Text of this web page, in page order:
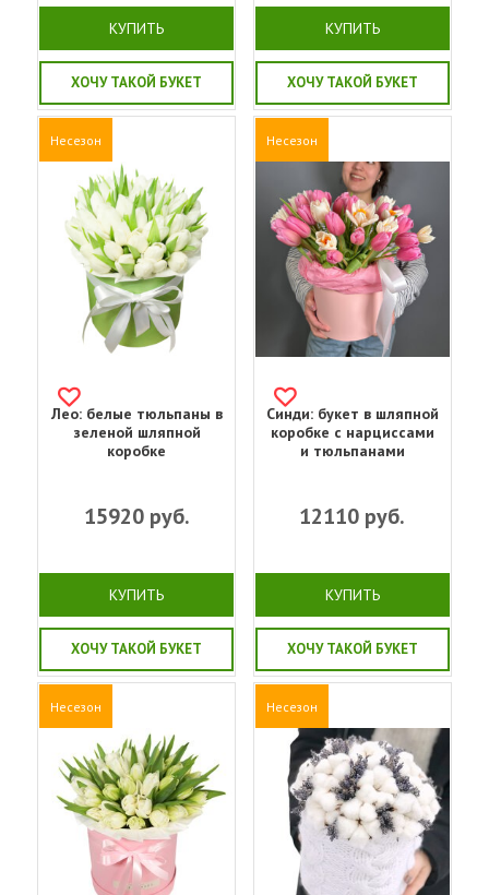
КУПИТЬ
ХОЧУ ТАКОЙ БУКЕТ
КУПИТЬ
ХОЧУ ТАКОЙ БУКЕТ
Несезон
Лео: белые тюльпаны в
зеленой шляпной
коробке
15920руб.
КУПИТЬ
ХОЧУ ТАКОЙ БУКЕТ
Несезон
Синди: букет в шляпной
коробке с нарциссами
и тюльпанами
12110 руб.
КУПИТЬ
ХОЧУ ТАКОЙ БУКЕТ
Несезон Несезон